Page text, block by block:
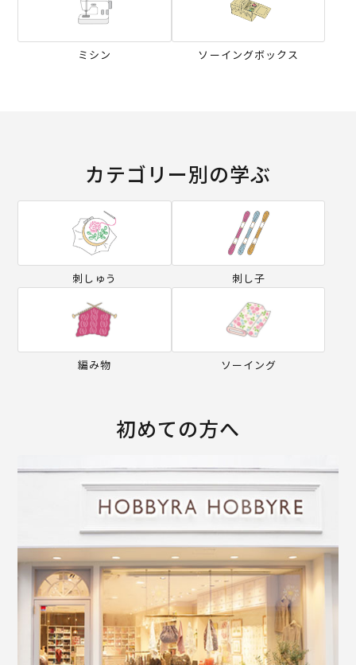
ミシン ソーイングボックス
カテゴリー別の学ぶ
刺しゅう 刺し子
編み物 ソーイング
初めての方へ